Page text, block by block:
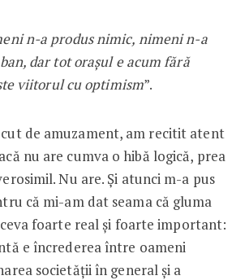
n-a produs nimic, nimeni n-a
dar tot orașul e acum fără
viitorul cu optimism”.
de amuzament, am recitit atent
nu are cumva o hibă logică, prea
Nu are. Și atunci m-a pus
că mi-am dat seama că gluma
foarte real și foarte important:
e încrederea între oameni
societății în general și a